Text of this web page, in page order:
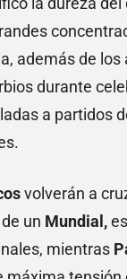
además de
durante
a partidos
volverán a
un Mundial,
mientras